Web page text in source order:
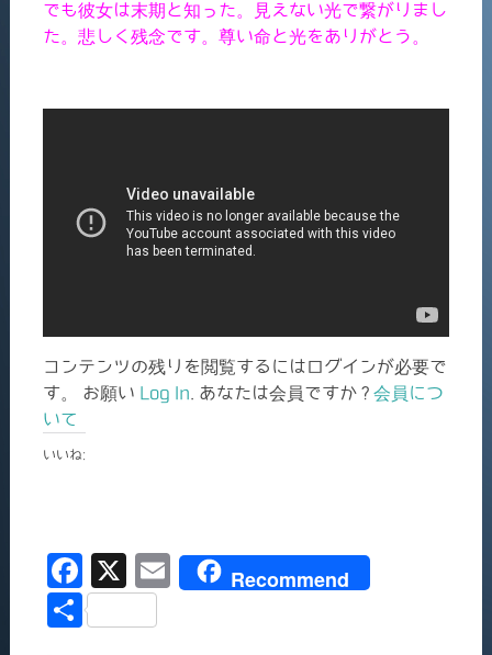
でも彼女は末期と知った。見えない光で繋がりまし
た。悲しく残念です。尊い命と光をありがとう。
コンテンツの残りを閲覧するにはログインが必要で
す。 お願い Log In . あなたは会員ですか ? 会員につ
いて
いいね:
F
a
X
E
Recommend
共